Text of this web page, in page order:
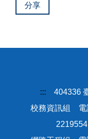
分享
::: 404336
校務資訊組 電